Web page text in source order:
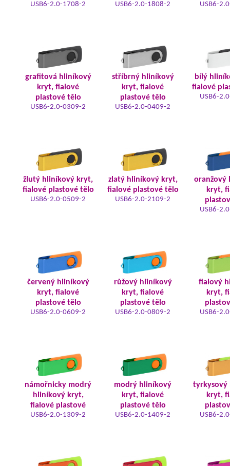
USB6-2.0-1708-2 USB6-2.0-1808-2 USB6-
grafitová hliníkový
kryt, fialové
plastové tělo
USB6-2.0-0309-2
stříbrný hliníkový
kryt, fialové
plastové tělo
USB6-2.0-0409-2
bílý
fialové
USB6-
žlutý hliníkový kryt,
fialové plastové tělo
USB6-2.0-0509-2
zlatý hliníkový kryt,
fialové plastové tělo
USB6-2.0-2109-2
oranžový
kryt,
USB6-
červený hliníkový
kryt, fialové
plastové tělo
USB6-2.0-0609-2
růžový hliníkový
kryt, fialové
plastové tělo
USB6-2.0-0809-2
fialový
kryt,
USB6-
námořnicky modrý
hliníkový kryt,
fialové plastové
USB6-2.0-1309-2
modrý hliníkový
kryt, fialové
plastové tělo
USB6-2.0-1409-2
tyrkysový
kryt,
USB6-